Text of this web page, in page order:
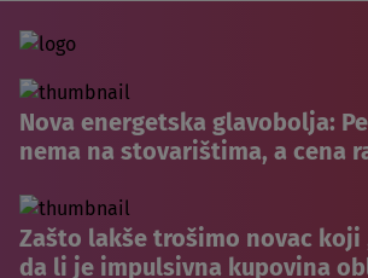
Nova energetska glavobolja:
nema na stovarištima, a cena
Zašto lakše trošimo novac koji
da li je impulsivna kupovina